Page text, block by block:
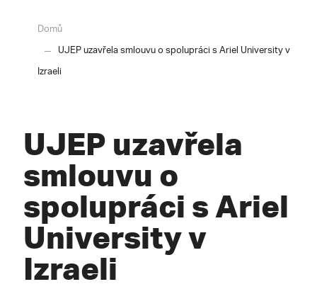
Domů
UJEP uzavřela smlouvu o spolupráci s Ariel University v
Izraeli
UJEP uzavřela
smlouvu o
spolupráci s Ariel
University v
Izraeli